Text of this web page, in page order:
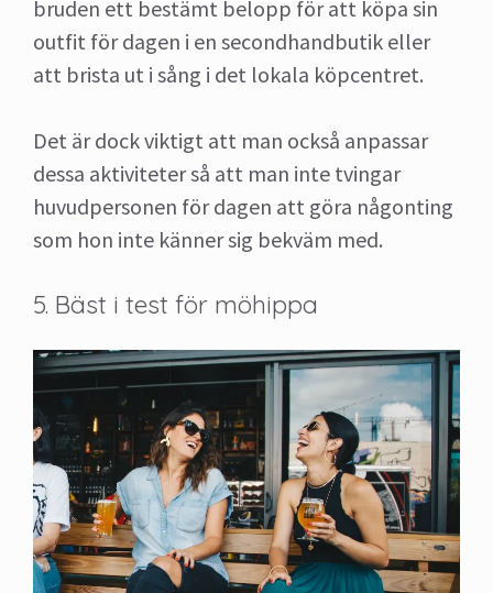
bruden ett bestämt belopp för att köpa sin
outfit för dagen i en secondhandbutik eller
att brista ut i sång i det lokala köpcentret.
Det är dock viktigt att man också anpassar
dessa aktiviteter så att man inte tvingar
huvudpersonen för dagen att göra någonting
som hon inte känner sig bekväm med.
5. Bäst i test för möhippa